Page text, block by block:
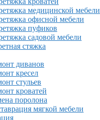
медицинской мебели
офисной мебели
пуфиков
садовой мебели
стяжка
диванов
кресел
стульев
кроватей
поролона
мягкой мебели